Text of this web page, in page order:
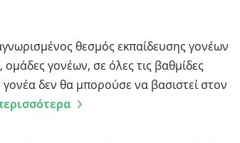
θεσμός εκπαίδευσης γονέων
γονέων, σε όλες τις βαθμίδες
δεν θα μπορούσε να βασιστεί στον